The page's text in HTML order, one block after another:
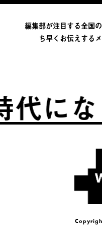
編集部が注目する全国
ち早くお伝えする
にな